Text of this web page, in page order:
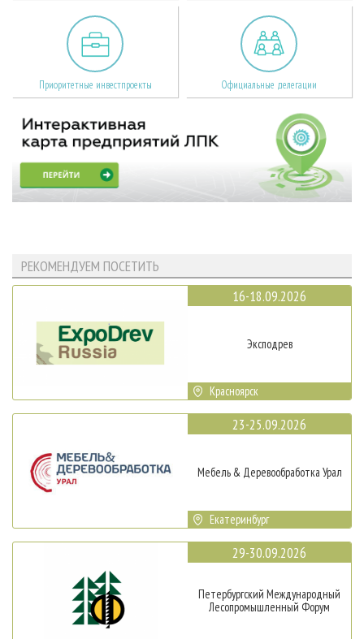
Приоритетные инвестпроекты Официальные делегации
РЕКОМЕНДУЕМ ПОСЕТИТЬ
16-18.09.2026
Эксподрев
Красноярск
23-25.09.2026
Мебель & Деревообработка Урал
Екатеринбург
29-30.09.2026
Петербургский Международный
Лесопромышленный Форум